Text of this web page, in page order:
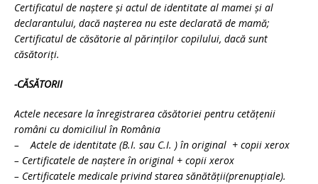
Certificatul de naştere și actul de identitate al mamei și al
declarantului, dacă naşterea nu este declarată de mamă;
Certificatul de căsătorie al părinţilor copilului, dacă sunt
căsătoriţi.
-CĂSĂTORII
Actele necesare la înregistrarea căsătoriei pentru cetăţenii
români cu domiciliul în România
– Actele de identitate (B.I. sau C.I. ) în original + copii xerox
– Certificatele de naştere în original + copii xerox
– Certificatele medicale privind starea sănătăţii(prenupţiale).